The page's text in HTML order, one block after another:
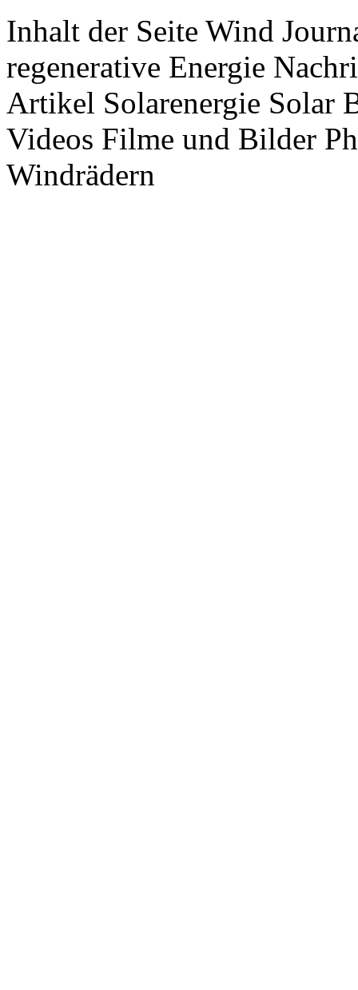
Inhalt der Seite Wind
regenerative Energie
Artikel Solarenergie Solar
Videos Filme und Bilder
Windrädern